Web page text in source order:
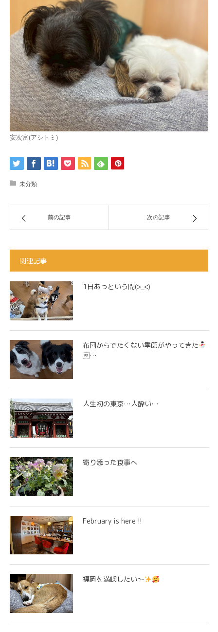
安次富(アシトミ)
未分類
前の記事 次の記事
関連記事
1日あっという間(>_<)
布団からでたくない季節がやってきた
…
人生初の東京…人酔い…
寄り添った食事へ
February is here !!
福岡を満喫したい～